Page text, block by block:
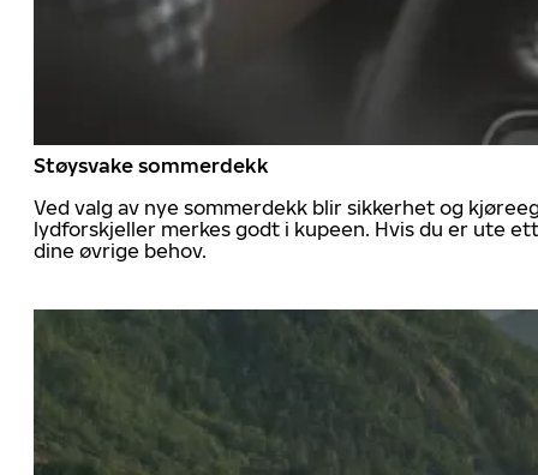
Støysvake sommerdekk
Ved valg av nye sommerdekk blir sikkerhet og
lydforskjeller merkes godt i kupeen. Hvis du er ute
dine øvrige behov.